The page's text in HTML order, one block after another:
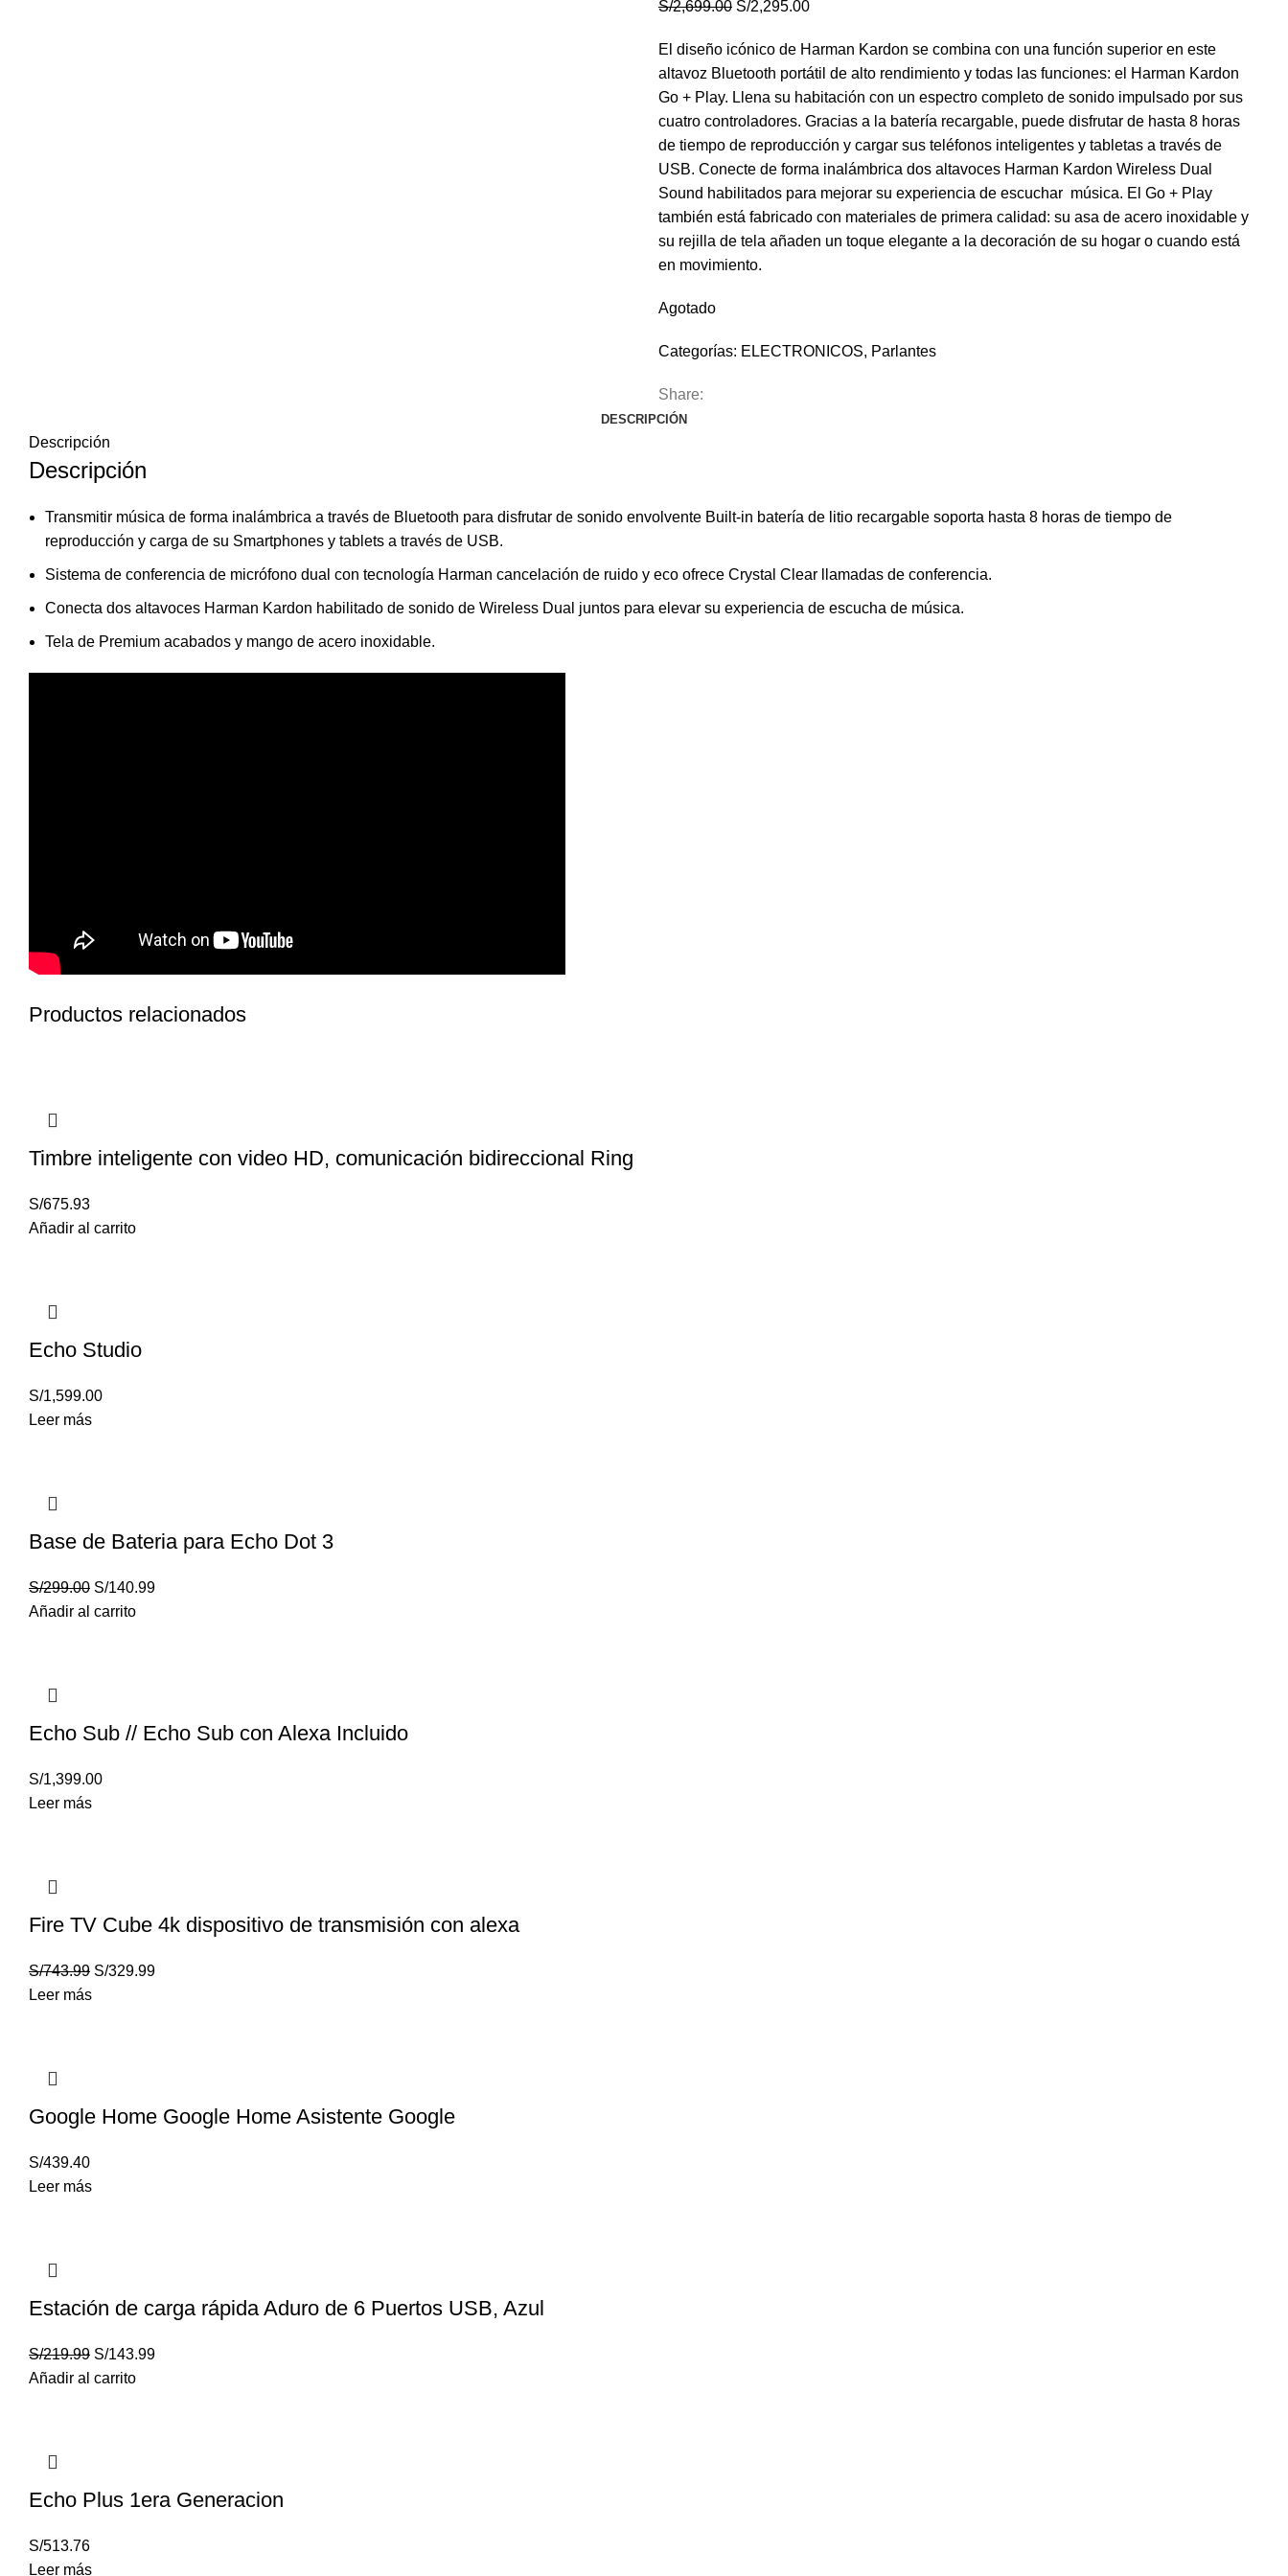
S/2,699.00 S/2,295.00
El diseño icónico de Harman Kardon se combina con una función superior en este
altavoz Bluetooth portátil de alto rendimiento y todas las funciones: el Harman Kardon
Go + Play. Llena su habitación con un espectro completo de sonido impulsado por sus
cuatro controladores. Gracias a la batería recargable, puede disfrutar de hasta 8 horas
de tiempo de reproducción y cargar sus teléfonos inteligentes y tabletas a través de
USB. Conecte de forma inalámbrica dos altavoces Harman Kardon Wireless Dual
Sound habilitados para mejorar su experiencia de escuchar música. El Go + Play
también está fabricado con materiales de primera calidad: su asa de acero inoxidable y
su rejilla de tela añaden un toque elegante a la decoración de su hogar o cuando está
en movimiento.
Agotado
Categorías: ELECTRONICOS, Parlantes
Share:
DESCRIPCIÓN
Descripción
Descripción
Transmitir música de forma inalámbrica a través de Bluetooth para disfrutar de sonido envolvente Built-in batería de litio recargable soporta hasta 8 horas de tiempo de
reproducción y carga de su Smartphones y tablets a través de USB.
Sistema de conferencia de micrófono dual con tecnología Harman cancelación de ruido y eco ofrece Crystal Clear llamadas de conferencia.
Conecta dos altavoces Harman Kardon habilitado de sonido de Wireless Dual juntos para elevar su experiencia de escucha de música.
Tela de Premium acabados y mango de acero inoxidable.
Productos relacionados
Timbre inteligente con video HD, comunicación bidireccional Ring
S/675.93
Añadir al carrito
Echo Studio
S/1,599.00
Leer más
Base de Bateria para Echo Dot 3
S/299.00 S/140.99
Añadir al carrito
Echo Sub // Echo Sub con Alexa Incluido
S/1,399.00
Leer más
Fire TV Cube 4k dispositivo de transmisión con alexa
S/743.99 S/329.99
Leer más
Google Home Google Home Asistente Google
S/439.40
Leer más
Estación de carga rápida Aduro de 6 Puertos USB, Azul
S/219.99 S/143.99
Añadir al carrito
Echo Plus 1era Generacion
S/513.76
Leer más